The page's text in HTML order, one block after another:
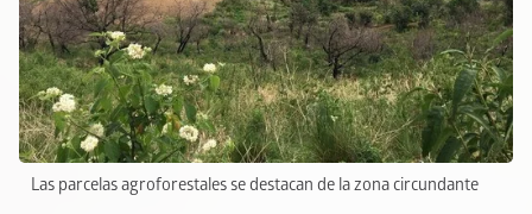
Las parcelas agroforestales se destacan de la zona circundante